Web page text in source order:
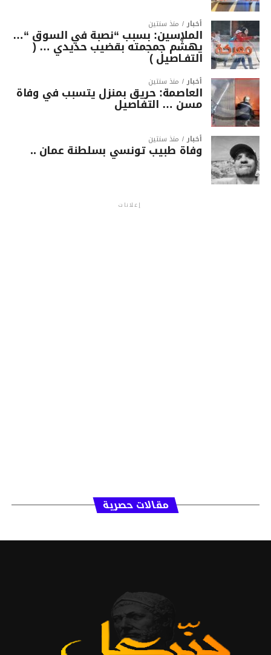
أخبار منذ سنتين
الملاسين: بسبب “نصبة في السوق “…
يهشّم جمجمته بقضيب حديدي … (
التفـاصيل )
أخبار منذ سنتين
العاصمة: حريق بمنزل يتسبب في وفاة
مسن … التفاصيل
أخبار منذ سنتين
وفاة طبيب تونسي بسلطنة عمان ..
إعلانات
مقالات حصرية